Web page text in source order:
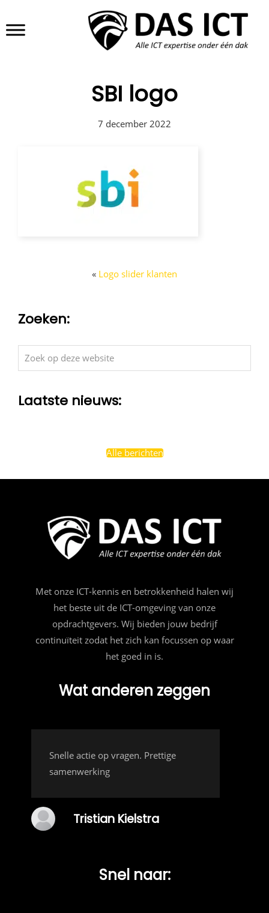
naar
DAS ICT
Header
SBI logo
7 december 2022
« Logo slider klanten
Zoeken:
Zoek
op
website
Laatste nieuws:
Alle berichten
Met onze ICT-kennis en betrokkenheid halen wij
het beste uit de ICT-omgeving van onze
opdrachtgevers. Wij bieden jouw bedrijf
continuïteit zodat het zich kan focussen op waar
het goed in is.
Wat anderen zeggen
Snelle actie op vragen. Prettige
samenwerking
Tristian Kielstra
Snel naar: